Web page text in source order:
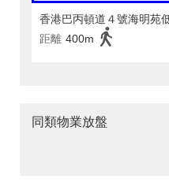
香港巴丙頓道４號海明苑
距離 400m
同類物業放盤